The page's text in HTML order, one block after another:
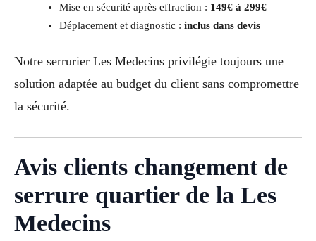
Mise en sécurité après effraction : 149€ à 299€
Déplacement et diagnostic : inclus dans devis
Notre serrurier Les Medecins privilégie toujours une
solution adaptée au budget du client sans compromettre
la sécurité.
Avis clients changement de
serrure quartier de la Les
Medecins